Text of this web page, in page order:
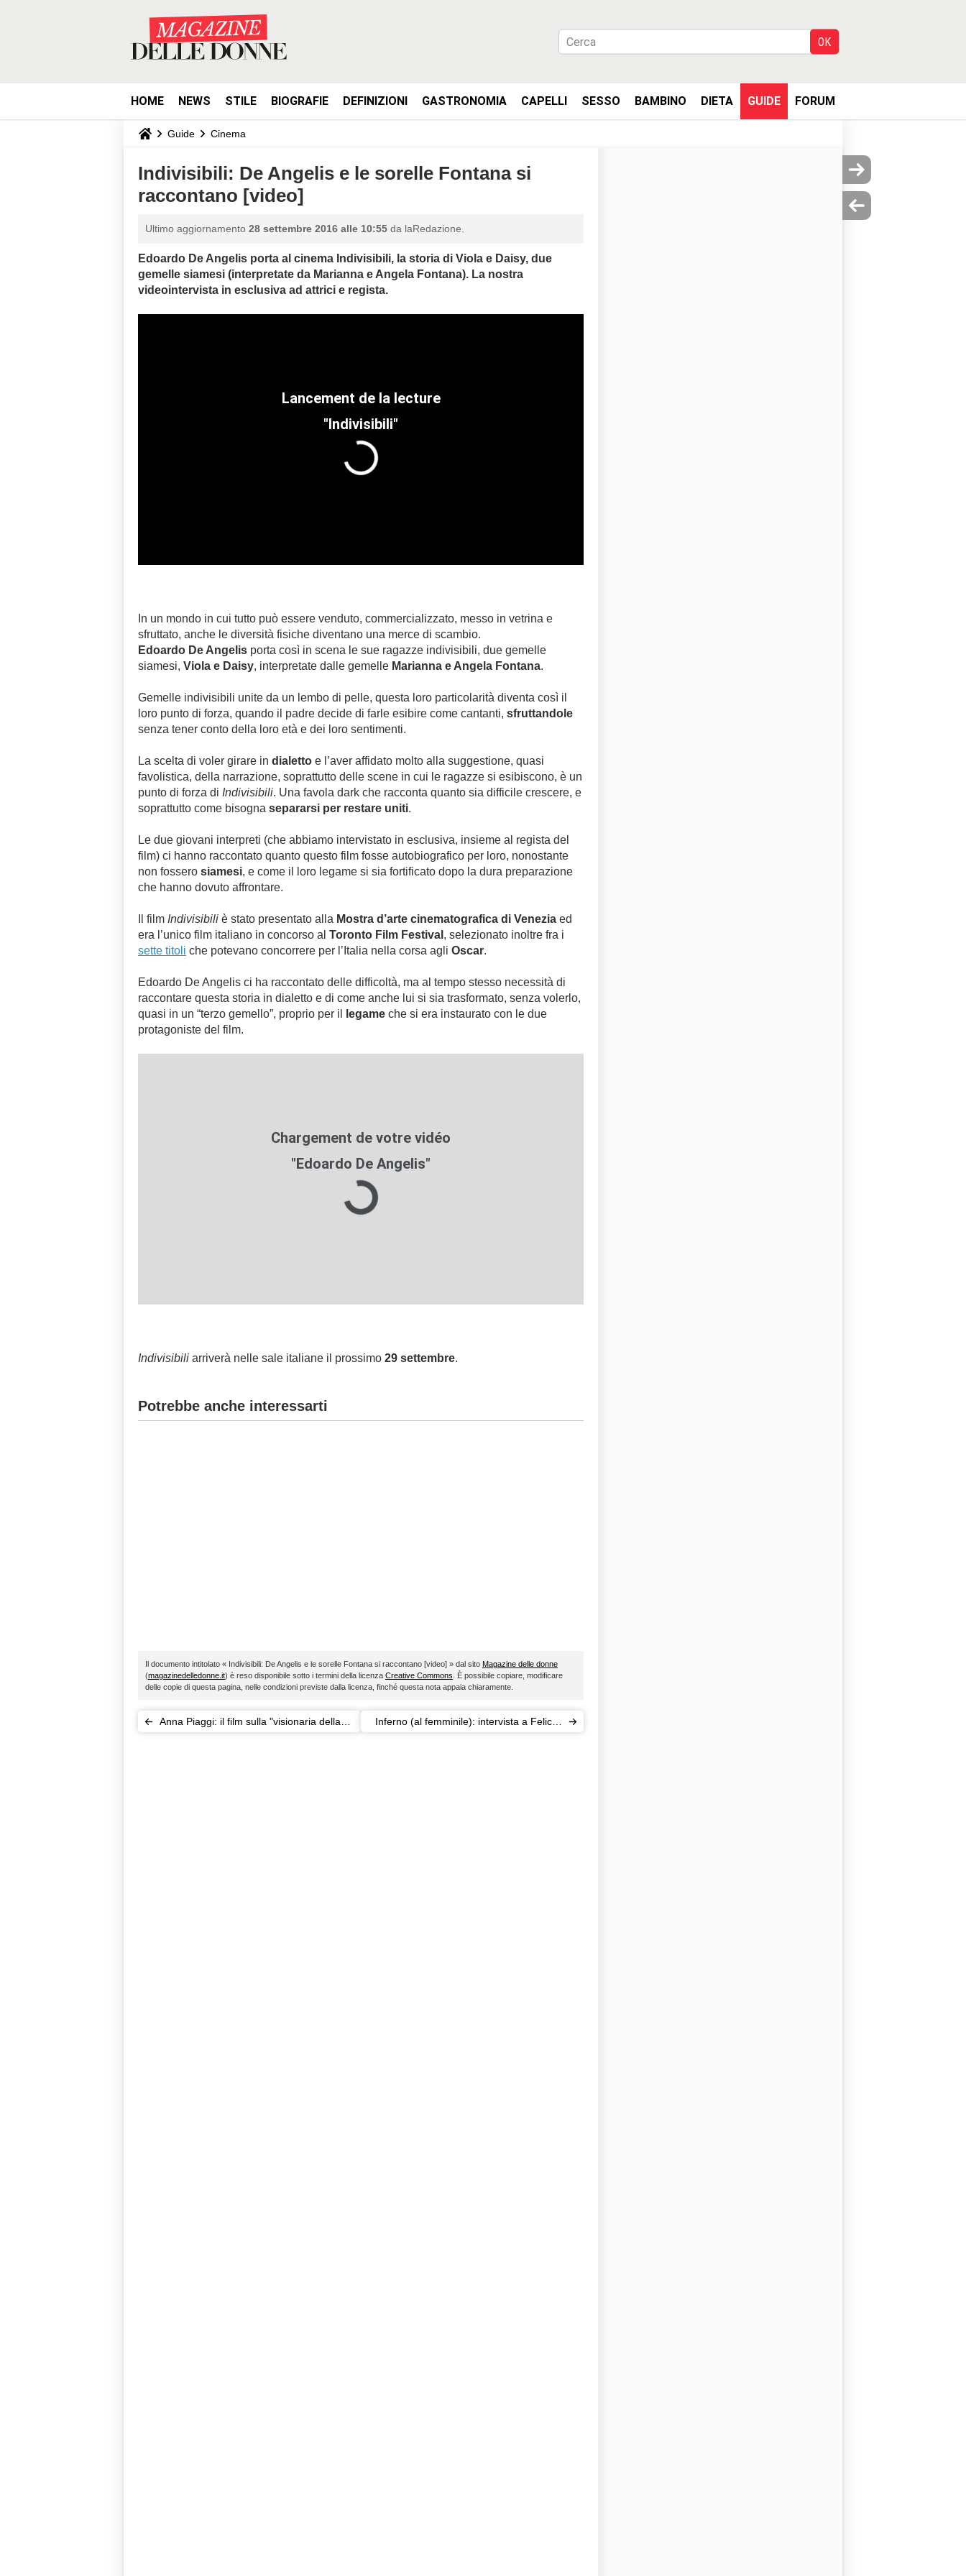
HOME NEWS STILE BIOGRAFIE DEFINIZIONI GASTRONOMIA CAPELLI SESSO BAMBINO DIETA GUIDE FORUM
Guide Cinema
Indivisibili: De Angelis e le sorelle Fontana si
raccontano [video]
Ultimo aggiornamento 28 settembre 2016 alle 10:55 da laRedazione.
Edoardo De Angelis porta al cinema Indivisibili, la storia di Viola e Daisy, due
gemelle siamesi (interpretate da Marianna e Angela Fontana). La nostra
videointervista in esclusiva ad attrici e regista.
"Indivisibili"
In un mondo in cui tutto può essere venduto, commercializzato, messo in vetrina e
sfruttato, anche le diversità fisiche diventano una merce di scambio.
Edoardo De Angelis porta così in scena le sue ragazze indivisibili, due gemelle
siamesi, Viola e Daisy, interpretate dalle gemelle Marianna e Angela Fontana.
Gemelle indivisibili unite da un lembo di pelle, questa loro particolarità diventa così il
loro punto di forza, quando il padre decide di farle esibire come cantanti, sfruttandole
senza tener conto della loro età e dei loro sentimenti.
La scelta di voler girare in dialetto e l’aver affidato molto alla suggestione, quasi
favolistica, della narrazione, soprattutto delle scene in cui le ragazze si esibiscono, è un
punto di forza di Indivisibili. Una favola dark che racconta quanto sia difficile crescere, e
soprattutto come bisogna separarsi per restare uniti.
Le due giovani interpreti (che abbiamo intervistato in esclusiva, insieme al regista del
film) ci hanno raccontato quanto questo film fosse autobiografico per loro, nonostante
non fossero siamesi, e come il loro legame si sia fortificato dopo la dura preparazione
che hanno dovuto affrontare.
Il film Indivisibili è stato presentato alla Mostra d’arte cinematografica di Venezia ed
era l’unico film italiano in concorso al Toronto Film Festival , selezionato inoltre fra i
sette titoli che potevano concorrere per l’Italia nella corsa agli Oscar.
Edoardo De Angelis ci ha raccontato delle difficoltà, ma al tempo stesso necessità di
raccontare questa storia in dialetto e di come anche lui si sia trasformato, senza volerlo,
quasi in un “terzo gemello”, proprio per il
legame che si era instaurato con le due
protagoniste del film.
"Edoardo De Angelis"
Indivisibili arriverà nelle sale italiane il prossimo 29 settembre.
Potrebbe anche interessarti
Il documento intitolato « Indivisibili: De Angelis e le sorelle Fontana si raccontano [video] » dal sito Magazine delle donne
(magazinedelledonne.it) è reso disponibile sotto i termini della licenza Creative Commons . È possibile copiare, modificare
delle copie di questa pagina, nelle condizioni previste dalla licenza, finché questa nota appaia chiaramente.
Anna Piaggi: il film sulla "visionaria della
Inferno (al femminile): intervista a Felicity